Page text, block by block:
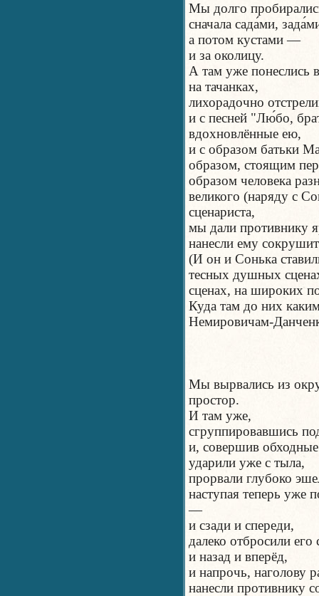
Мы долго
сначала сада́ми,
а потом кустами —
и за околицу.
А там уже понеслись
на тачанках,
лихорадочно
и с песней "Лю́бо,
вдохновлённые ею,
и с образом батьки
образом, стоящим
образом человека
великого (наряду с
сценариста,
мы дали противнику
нанесли ему
(И он и Сонька
тесных душных
сценах, на широких
Куда там до них
Немировичам-
Мы вырвались из
простор.
И там уже,
сгруппировавшись
и, совершив
ударили уже с тыла,
прорвали глубоко
наступая теперь уже
—
и сзади и спереди,
далеко отбросили
и назад и вперёд,
и напрочь, наголову
нанесли противнику